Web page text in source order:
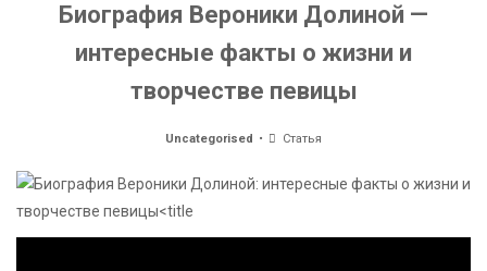
Биография Вероники Долиной —
интересные факты о жизни и
творчестве певицы
Uncategorised Статья